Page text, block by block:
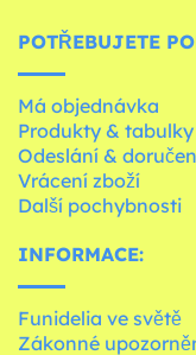
POTŘEBUJETE
Má objednávka
Produkty &
Odeslání &
Vrácení zboží
Další pochybnosti
INFORMACE:
Funidelia ve světě
Zákonné